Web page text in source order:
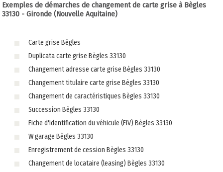
Exemples de démarches de changement de carte grise à Bègles
33130 - Gironde (Nouvelle Aquitaine)
Carte grise Bègles
Duplicata carte grise Bègles 33130
Changement adresse carte grise Bègles 33130
Changement titulaire carte grise Bègles 33130
Changement de caractéristiques Bègles 33130
Succession Bègles 33130
Fiche d'Identification du véhicule (FIV) Bègles 33130
W garage Bègles 33130
Enregistrement de cession Bègles 33130
Changement de locataire (leasing) Bègles 33130